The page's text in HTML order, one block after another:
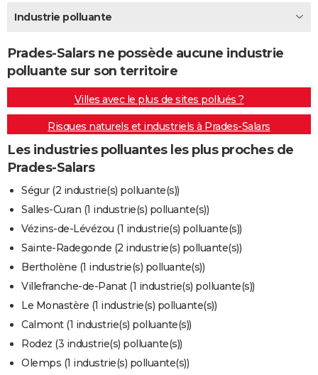
Destinations
City break
Voyage nature
Voyage de noces
Forum
Climat
+PHOTO
GUIDES D'ACHAT
BONS PLANS
CARTE DE VOEUX
Carte de Noël
Carte Bonne année
Carte Saint-Valentin
Carte Pâques
Carte d'anniversaire
DICTIONNAIRE
Dictionnaire
Biographies
Citations
Expressions
Proverbes
PROGRAMME TV
COPAINS D'AVANT
S'inscrire
Se connecter
Lycées
Collèges
Primaires
Universités
Entreprises
Service militaire
Avis de recherche
FORUM
Bricolage
Lifestyle
Culture
Sport
Auto
Television
Voyage
Cinema
Industrie polluante
Prades-Salars ne possède aucune industrie
polluante sur son territoire
Villes avec le plus de sites pollués ?
Risques naturels et industriels à Prades-Salars
Les industries polluantes les plus proches de
Prades-Salars
Ségur (2 industrie(s) polluante(s))
Salles-Curan (1 industrie(s) polluante(s))
Vézins-de-Lévézou (1 industrie(s) polluante(s))
Sainte-Radegonde (2 industrie(s) polluante(s))
Bertholène (1 industrie(s) polluante(s))
Villefranche-de-Panat (1 industrie(s) polluante(s))
Le Monastère (1 industrie(s) polluante(s))
Calmont (1 industrie(s) polluante(s))
Rodez (3 industrie(s) polluante(s))
Olemps (1 industrie(s) polluante(s))